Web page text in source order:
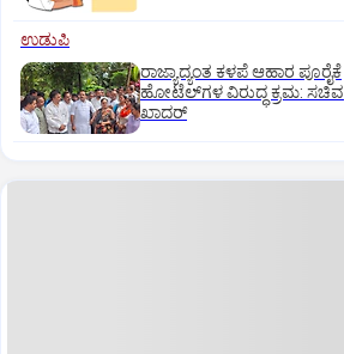
ಉಡುಪಿ
ರಾಜ್ಯಾದ್ಯಂತ ಕಳಪೆ ಆಹಾರ ಪೂರೈಕೆ
ಹೋಟೆಲ್‌ಗಳ ವಿರುದ್ಧ ಕ್ರಮ: ಸಚಿವ
ಖಾದರ್